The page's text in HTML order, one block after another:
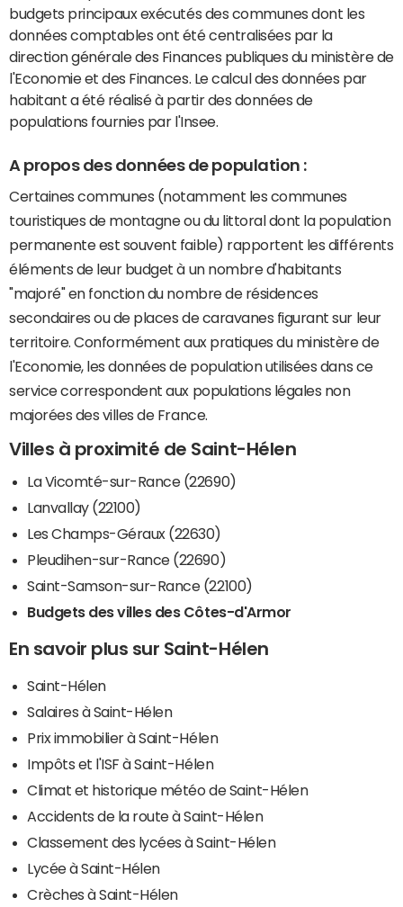
budgets principaux exécutés des communes dont les
données comptables ont été centralisées par la
direction générale des Finances publiques du ministère de
l'Economie et des Finances. Le calcul des données par
habitant a été réalisé à partir des données de
populations fournies par l'Insee.
A propos des données de population :
Certaines communes (notamment les communes
touristiques de montagne ou du littoral dont la population
permanente est souvent faible) rapportent les différents
éléments de leur budget à un nombre d'habitants
"majoré" en fonction du nombre de résidences
secondaires ou de places de caravanes figurant sur leur
territoire. Conformément aux pratiques du ministère de
l'Economie, les données de population utilisées dans ce
service correspondent aux populations légales non
majorées des villes de France.
Villes à proximité de Saint-Hélen
La Vicomté-sur-Rance (22690)
Lanvallay (22100)
Les Champs-Géraux (22630)
Pleudihen-sur-Rance (22690)
Saint-Samson-sur-Rance (22100)
Budgets des villes des Côtes-d'Armor
En savoir plus sur Saint-Hélen
Saint-Hélen
Salaires à Saint-Hélen
Prix immobilier à Saint-Hélen
Impôts et l'ISF à Saint-Hélen
Climat et historique météo de Saint-Hélen
Accidents de la route à Saint-Hélen
Classement des lycées à Saint-Hélen
Lycée à Saint-Hélen
Crèches à Saint-Hélen